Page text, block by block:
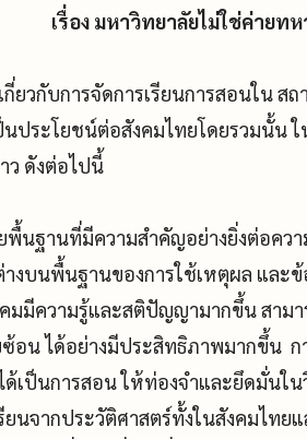
เรื่อง มหาวิทยาลัยไม่ใช่ค่ายทห
ยวกับการจัดการเรียนการสอนใน
นประโยชน์ต่อสังคมไทยโดยรวมนั้น
ว ดังต่อไปนี้
พื้นฐานที่มีความสำคัญอย่างยิ่งต่อคว
บนพื้นฐานของการใช้เหตุผล และข้
มมีความรู้และสติปัญญามากขึ้น สา
อน ได้อย่างมีประสิทธิภาพมากขึ้น ก
ด้เป็นการสอน ให้ท่องจำและยึดมั่น
ยนจากประวัติศาสตร์ทั้งในสังคมไท